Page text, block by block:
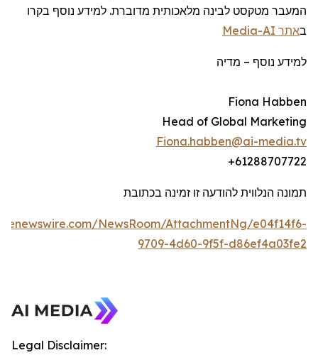
המעבר מטקסט לבינה מלאכותית מדוברת. למידע נוסף בקרו
באתר AI- Media
למידע נוסף – מדיה
Fiona Habben
Head of Global Marketing
Fiona.habben@ai-media.tv
+61288707722
תמונה הנלווית להודעה זו זמינה בכתובת
NewsRoom/AttachmentNg/e04f14f6-
9709-4d60-9f5f-d86ef4a03fe2
Legal Disclaimer: